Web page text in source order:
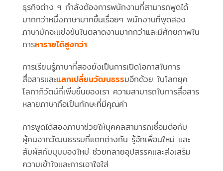
ธุรกิจต่าง ๆ กำลังต้องการพนักงานที่สามารถพูดได้
มากกว่าหนึ่งภาษามากขึ้นเรื่อยๆ พนักงานที่พูดสอง
ภาษามักจะแข่งขันในตลาดงานมากกว่าและมีศักยภาพใน
การหารายได้สูงกว่า
การเรียนรู้ภาษาที่สองยังเป็นการเปิดโอกาสในการ
สื่อสารและแลกเปลี่ยนวัฒนธรรมอีกด้วย ในโลกยุค
โลกาภิวัตน์ที่เพิ่มขึ้นของเรา ความสามารถในการสื่อสาร
หลายภาษาถือเป็นทักษะที่มีคุณค่า
การพูดได้สองภาษาช่วยให้บุคคลสามารถเชื่อมต่อกับ
ผู้คนจากวัฒนธรรมที่แตกต่างกัน รู้จักเพื่อนใหม่ และ
สัมผัสกับมุมมองใหม่ ช่วยทลายอุปสรรคและส่งเสริม
ความเข้าใจและการเอาใจใส่